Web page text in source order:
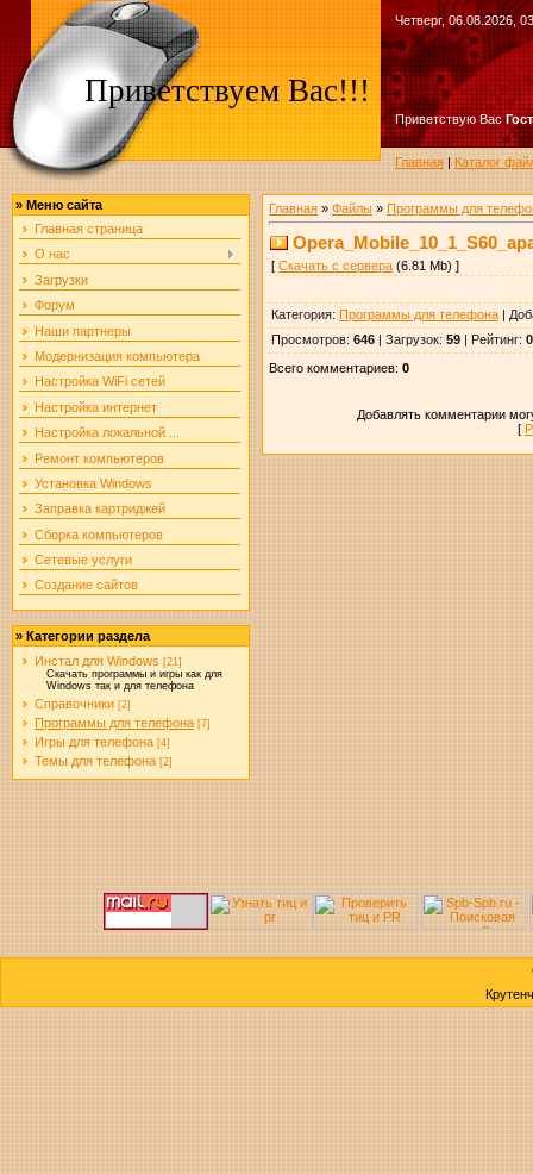
Приветствуем Вас!!!
Четверг, 06.08.2026,
Приветствую Вас
Главная|Каталог
» Меню сайта
Главная страница
О нас
Загрузки
Форум
Наши партнеры
Модернизация компьютера
Настройка WiFi сетей
Настройка интернет
Настройка локальной ...
Ремонт компьютеров
Установка Windows
Заправка картриджей
Сборка компьютеров
Сетевые услуги
Создание сайтов
» Категории раздела
Инстал для Windows [21]
Скачать программы и игры как для
Windows так и для телефона
Справочники [2]
Программы для телефона [7]
Игры для телефона [4]
Темы для телефона [2]
Главная» Файлы» Программы для
[ Скачать с сервера(6.81 Mb) ]
Категория: Программы для телефона|
Просмотров: 646| Загрузок: 59| Рейтинг:
Всего комментариев: 0
Добавлять комментарии
[